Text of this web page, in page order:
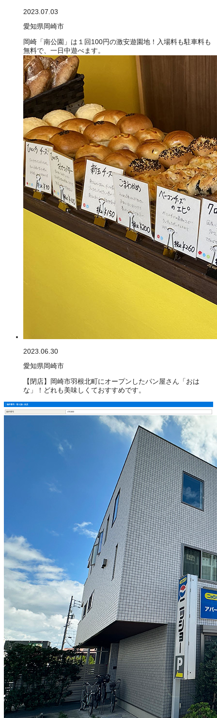
2023.07.03
愛知県岡崎市
岡崎「南公園」は１回100円の激安遊園地！入場料も駐車料も
無料で、一日中遊べます。
2023.06.30
愛知県岡崎市
【閉店】岡崎市羽根北町にオープンしたパン屋さん「おは
な」！どれも美味しくておすすめです。
物件番号・取り扱い支店
物件番号 4701800